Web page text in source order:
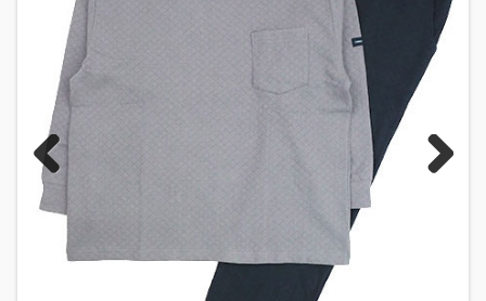
Previous